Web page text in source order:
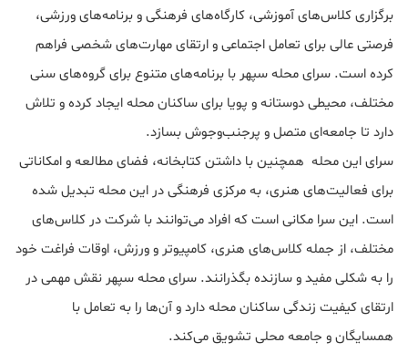
برگزاری کلاس‌های آموزشی، کارگاه‌های فرهنگی و برنامه‌های ورزشی،
فرصتی عالی برای تعامل اجتماعی و ارتقای مهارت‌های شخصی فراهم
کرده است. سرای محله سپهر با برنامه‌های متنوع برای گروه‌های سنی
مختلف، محیطی دوستانه و پویا برای ساکنان محله ایجاد کرده و تلاش
دارد تا جامعه‌ای متصل و پرجنب‌وجوش بسازد.
سرای این محله همچنین با داشتن کتابخانه، فضای مطالعه و امکاناتی
برای فعالیت‌های هنری، به مرکزی فرهنگی در این محله تبدیل شده
است. این سرا مکانی است که افراد می‌توانند با شرکت در کلاس‌های
مختلف، از جمله کلاس‌های هنری، کامپیوتر و ورزش، اوقات فراغت خود
را به شکلی مفید و سازنده بگذرانند. سرای محله سپهر نقش مهمی در
ارتقای کیفیت زندگی ساکنان محله دارد و آن‌ها را به تعامل با
همسایگان و جامعه محلی تشویق می‌کند.